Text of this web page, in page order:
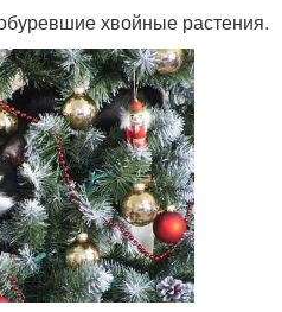
хвойные растения.